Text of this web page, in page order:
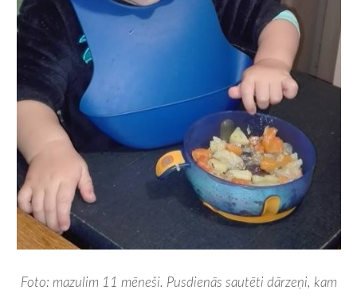
Foto: mazulim 11 mēneši. Pusdienās sautēti dārzeņi, kam